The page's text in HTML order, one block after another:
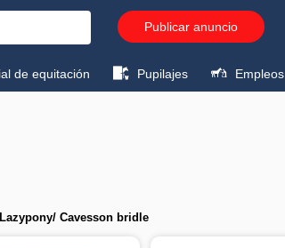
Publicar anuncio
de equitación Pupilajes Empleos
Cavesson bridle